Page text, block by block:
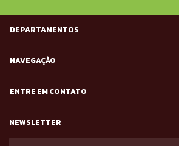
DEPARTAMENTOS
NAVEGAÇÃO
ENTRE EM CONTATO
NEWSLETTER